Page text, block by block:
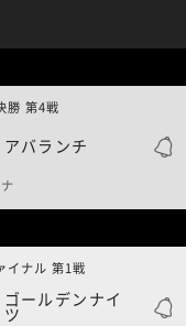
アバランチ
第4戦
ゴールデンナイ
ツ
ナル 第1戦